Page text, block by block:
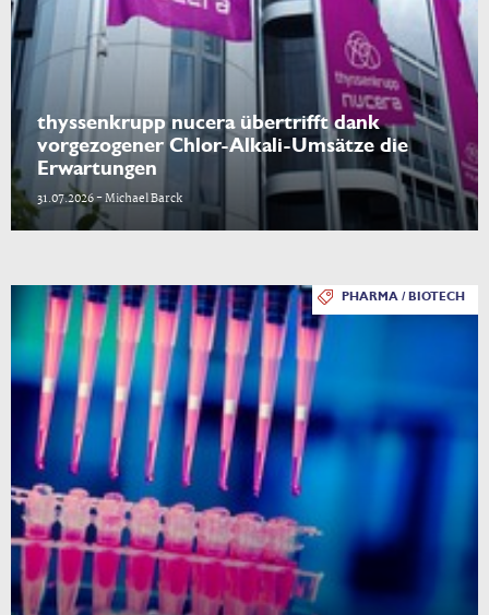
thyssenkrupp nucera übertrifft dank
vorgezogener Chlor-Alkali-Umsätze die
Erwartungen
31.07.2026 - Michael Barck
PHARMA / BIOTECH